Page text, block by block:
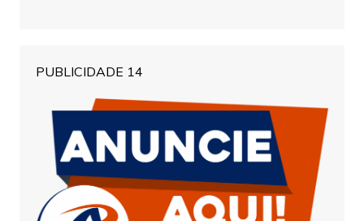
PUBLICIDADE 14